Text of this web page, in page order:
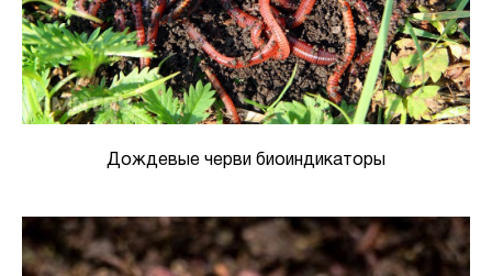
Дождевые черви биоиндикаторы